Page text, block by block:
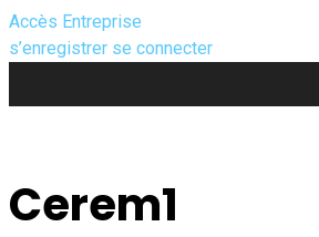
Accès Entreprise
s’enregistrer se connecter
Cerem1